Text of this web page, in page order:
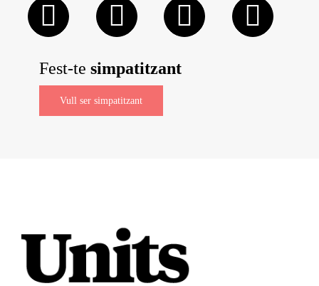
Fest-te simpatitzant
Vull ser simpatitzant